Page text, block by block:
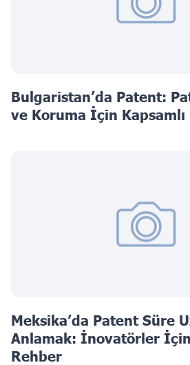
Bulgaristan’da Patent:
ve Koruma İçin Kapsamlı
Meksika’da Patent Süre
Anlamak: İnovatörler
Rehber